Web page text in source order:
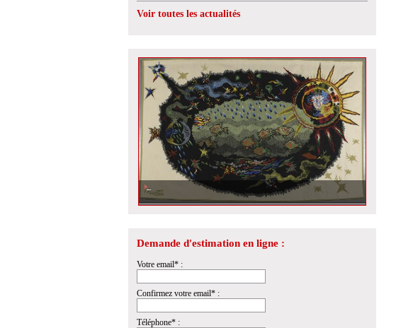
Voir toutes les actualités
Demande d'estimation en ligne :
Votre email* :
Confirmez votre email* :
Téléphone* :